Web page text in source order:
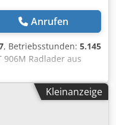
Anrufen
, Betriebsstunden: 5.145
906M Radlader aus
! ----* Hersteller: CAT *
Betriebsstunden:
Deutsche Maschine, 1.
Kleinanzeige